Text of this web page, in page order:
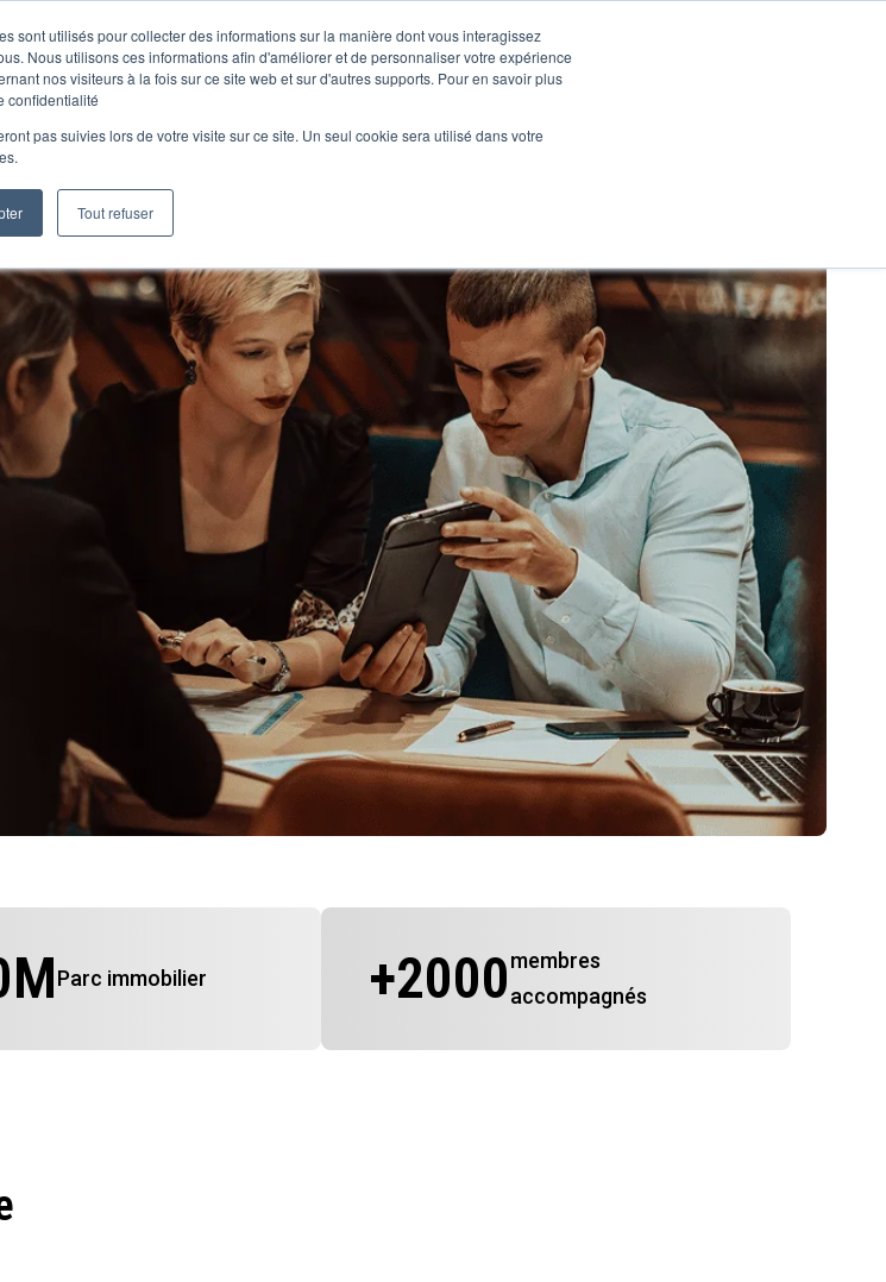
sont utilisés pour collecter des informations sur la manière dont vous interagissez
Nous utilisons ces informations afin d'améliorer et de personnaliser votre expérience
nos visiteurs à la fois sur ce site web et sur d'autres supports. Pour en savoir plus
confidentialité
pas suivies lors de votre visite sur ce site. Un seul cookie sera utilisé dans votre
Tout refuser
Le ClubNos réalisationsActualités
MParc immobilier +2000membres
accompagnés